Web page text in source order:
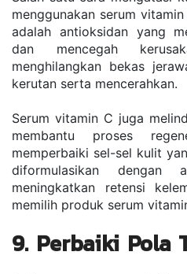
menggunakan serum
adalah antioksidan yang
dan mencegah
menghilangkan bekas
kerutan serta mencerahkan.
Serum vitamin C juga
membantu proses
memperbaiki sel-sel kulit
diformulasikan dengan
meningkatkan retensi
memilih produk serum
9. Perbaiki Pola